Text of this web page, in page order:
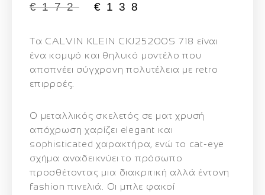
€172 € 138
Τα CALVIN KLEIN CKJ25200S 718 είναι
ένα κομψό και θηλυκό μοντέλο που
αποπνέει σύγχρονη πολυτέλεια με retro
επιρροές.
Ο μεταλλικός σκελετός σε ματ χρυσή
απόχρωση χαρίζει elegant και
sophisticated χαρακτήρα, ενώ το cat-eye
σχήμα αναδεικνύει το πρόσωπο
προσθέτοντας μια διακριτική αλλά έντονη
fashion πινελιά. Οι μπλε φακοί